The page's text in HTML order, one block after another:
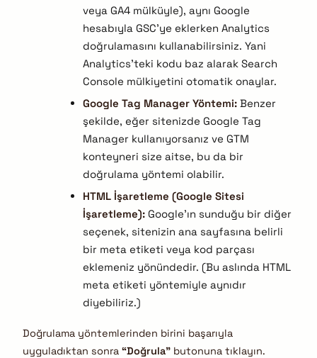
veya GA4 mülküyle), aynı Google
hesabıyla GSC’ye eklerken Analytics
doğrulamasını kullanabilirsiniz. Yani
Analytics’teki kodu baz alarak Search
Console mülkiyetini otomatik onaylar.
Google Tag Manager Yöntemi:Benzer
şekilde, eğer sitenizde Google Tag
Manager kullanıyorsanız ve GTM
konteyneri size aitse, bu da bir
doğrulama yöntemi olabilir.
HTML İşaretleme (Google Sitesi
İşaretleme):Google’ın sunduğu bir diğer
seçenek, sitenizin ana sayfasına belirli
bir meta etiketi veya kod parçası
eklemeniz yönündedir. (Bu aslında HTML
meta etiketi yöntemiyle aynıdır
diyebiliriz.)
Doğrulama yöntemlerinden birini başarıyla
uyguladıktan sonra “Doğrula” butonuna tıklayın.